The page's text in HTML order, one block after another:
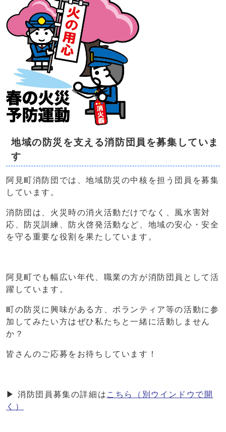
地域の防災を支える消防団員を募集していま
す
阿見町消防団では、地域防災の中核を担う団員を募集
しています。
消防団は、火災時の消火活動だけでなく、風水害対
応、防災訓練、防火啓発活動など、地域の安心・安全
を守る重要な役割を果たしています。
阿見町でも幅広い年代、職業の方が消防団員として活
躍しています。
町の防災に興味がある方、ボランティア等の活動に参
加してみたい方はぜひ私たちと一緒に活動しません
か？
皆さんのご応募をお待ちしています！
▶ 消防団員募集の詳細は こちら
（別ウインドウで開
く）